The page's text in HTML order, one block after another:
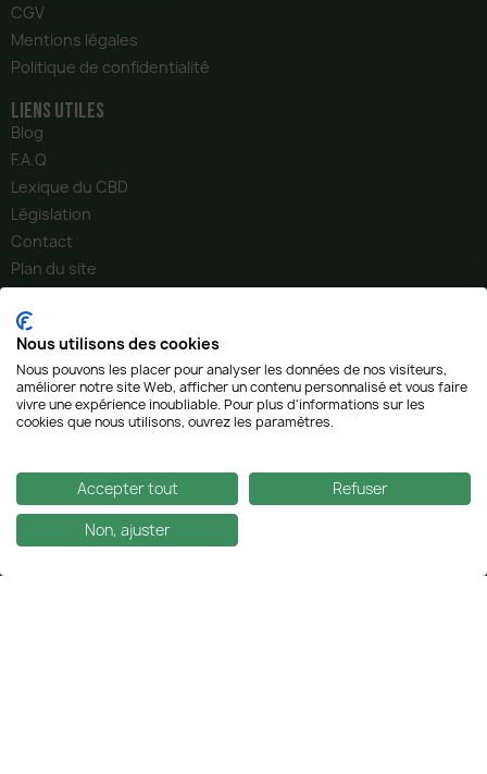
FILTRES
CGV
Mentions légales
Politique de confidentialité
liens utiles
Blog
F.A.Q
Lexique du CBD
Législation
Contact
Plan du site
notre Société
Avec Le Point Chanvre, découvrez les meilleures variétés
européennes de cannabidiol à consommer dans de nombreux
formats.
01 43 60 56 73
Nous utilisons des cookies
Nous pouvons les placer pour analyser les données de nos visiteurs,
améliorer notre site Web, afficher un contenu personnalisé et vous faire
vivre une expérience inoubliable. Pour plus d'informations sur les
cookies que nous utilisons, ouvrez les paramètres.
Accepter tout
Refuser
Non, ajuster